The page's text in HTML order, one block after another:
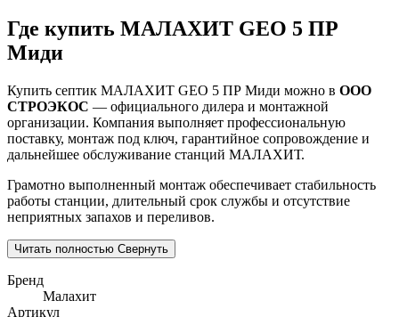
Где купить МАЛАХИТ GEO 5 ПР
Миди
Купить септик МАЛАХИТ GEO 5 ПР Миди можно в ООО
СТРОЭКОС — официального дилера и монтажной
организации. Компания выполняет профессиональную
поставку, монтаж под ключ, гарантийное сопровождение и
дальнейшее обслуживание станций МАЛАХИТ.
Грамотно выполненный монтаж обеспечивает стабильность
работы станции, длительный срок службы и отсутствие
неприятных запахов и переливов.
Читать полностью Свернуть
Бренд
Малахит
Артикул